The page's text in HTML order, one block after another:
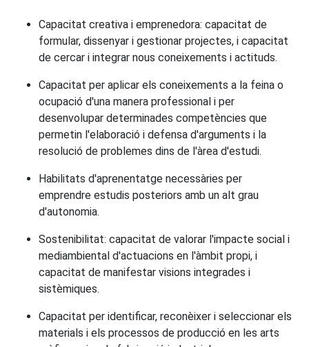
Capacitat creativa i emprenedora: capacitat de
formular, dissenyar i gestionar projectes, i capacitat
de cercar i integrar nous coneixements i actituds.
Capacitat per aplicar els coneixements a la feina o
ocupació d'una manera professional i per
desenvolupar determinades competències que
permetin l'elaboració i defensa d'arguments i la
resolució de problemes dins de l'àrea d'estudi.
Habilitats d'aprenentatge necessàries per
emprendre estudis posteriors amb un alt grau
d'autonomia.
Sostenibilitat: capacitat de valorar l'impacte social i
mediambiental d'actuacions en l'àmbit propi, i
capacitat de manifestar visions integrades i
sistèmiques.
Capacitat per identificar, reconèixer i seleccionar els
materials i els processos de producció en les arts